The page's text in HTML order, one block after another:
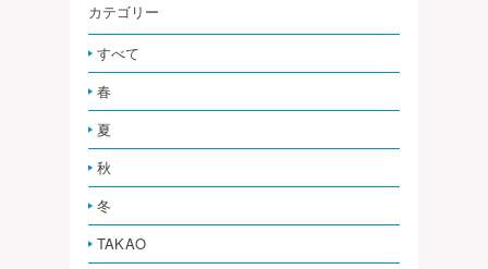
カテゴリー
すべて
春
夏
秋
冬
TAKAO